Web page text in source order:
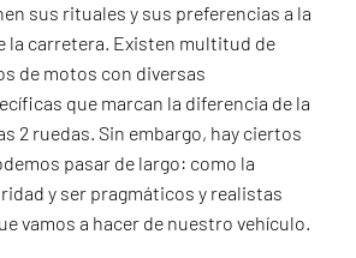
sus rituales y sus preferencias a la
la carretera. Existen multitud de
de motos con diversas
que marcan la diferencia de la
2 ruedas. Sin embargo, hay ciertos
pasar de largo: como la
y ser pragmáticos y realistas
vamos a hacer de nuestro vehículo.